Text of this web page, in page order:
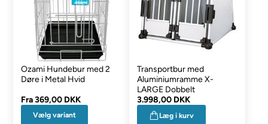
Ozami Hundebur med 2
Døre i Metal Hvid
Fra369,00 DKK
Vælg variant
Transportbur med
Aluminiumramme X-
LARGE Dobbelt
3.998,00 DKK
Læg i kurv